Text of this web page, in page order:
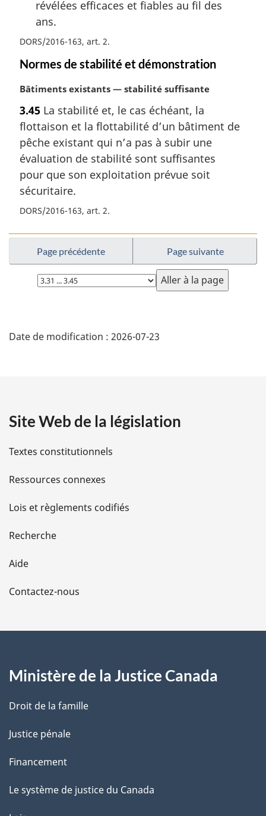
révélées efficaces et fiables au fil des
ans.
DORS/2016-163, art. 2
Normes de stabilité et démonstration
N
t
e
m
a
g
i
n
l
Bâtiments existants — stabilité suffisante
3.45 La stabilité et, le cas échéant, la
flottaison et la flottabilité d’un bâtiment de
pêche existant qui n’a pas à subir une
évaluation de stabilité sont suffisantes
pour que son exploitation prévue soit
sécuritaire.
DORS/2016-163, art. 2
Page précédente Page suivante
Choisissez
la
é
i
l
s
d
e
l
a
e
Date de modification : 2026-07-23
Site Web de la législation
Textes constitutionnels
Ressources connexes
Lois et règlements codifiés
Recherche
Aide
Contactez-nous
Ministère de la Justice Canada
Droit de la famille
Justice pénale
Financement
Le système de justice du Canada